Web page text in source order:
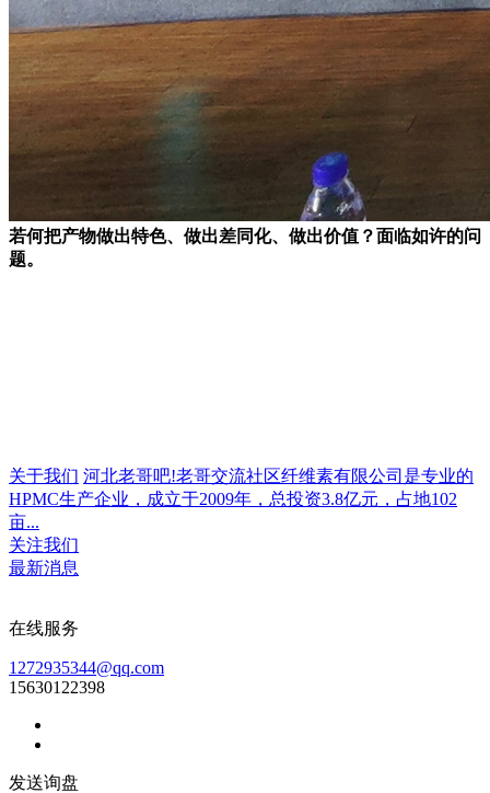
若何把产物做出特色、做出差同化、做出价值？面临如许的问
题。
关于我们 河北老哥吧!老哥交流社区纤维素有限公司是专业的
HPMC生产企业，成立于2009年，总投资3.8亿元，占地102
亩...
关注我们
最新消息
在线服务
1272935344@qq.com
15630122398
发送询盘